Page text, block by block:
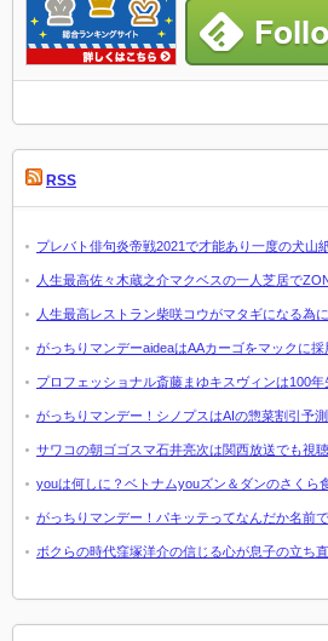
RSS
プレバト俳句炎帝戦2021で才能あり一度の犬山
人生最高佐々木蔵之介マクベスの一人芝居で
人生最高レストラン柴咲コウがマタギになる為
がっちりマンデーaideaはAAカーゴをマックに
プロフェッショナル斎藤まゆキスヴィンは100年
がっちりマンデー！シノプスはAIの惣菜割引予
サワコの朝ゴゴスマ石井亮次は関西放送でも視
youは何しに？ベトナムyouズン＆ダンのさくら
がっちりマンデー！パキッテってなんだか名前
ボクらの時代窪塚洋介の信じる心が息子の立ち